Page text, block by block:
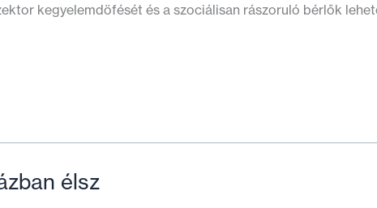
kegyelemdöfését és a szociálisan rászoruló bérlők
élsz